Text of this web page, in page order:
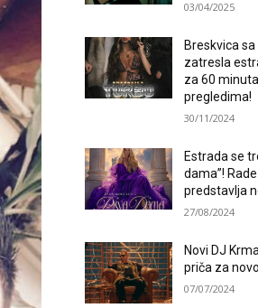
03/04/2025
Breskvica
zatresla
za 60
pregledima!
30/11/2024
Estrada se
dama”!
predstavlja
27/08/2024
Novi DJ
priča za
07/07/2024